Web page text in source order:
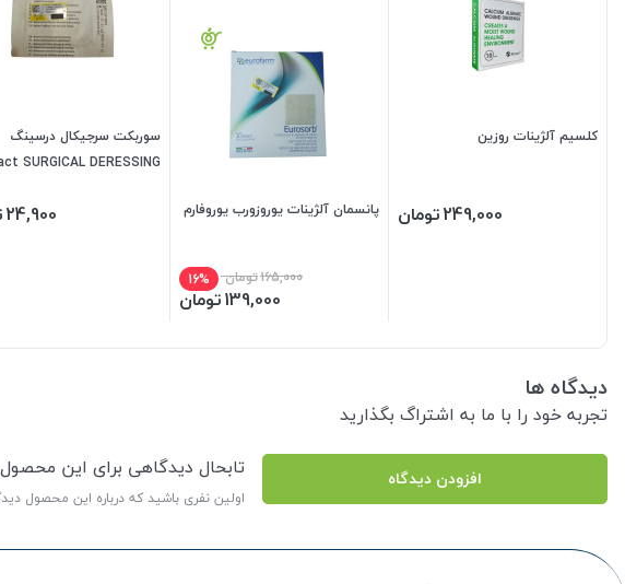
کلسیم آلژینات روزین
249,000تومان پانسمان آلژینات یوروزورب یوروفارم
165,000تومان 16%
139,000تومان
سوربکت سرجیکال درسینگ
SURGICAL DERESSING
24,900
دیدگاه ها
تجربه خود را با ما به اشتراگ بگذارید
افزودن دیدگاه تابحال دیدگاهی برای این
اولین نفری باشید که درباره این محصول